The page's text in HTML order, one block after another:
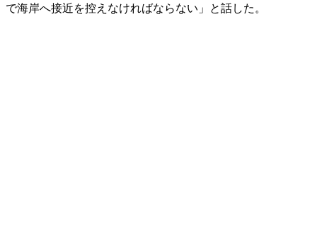
で海岸へ接近を控えなければならない」と話した。